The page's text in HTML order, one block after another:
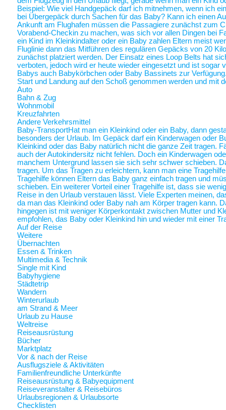
Beispiel: Wie viel Handgepäck darf ich mitnehmen, wenn ich
bei Übergepäck durch Sachen für das Baby? Kann ich einen
Ankunft am Flughafen müssen die Passagiere zunächst zum
Vorabend-Checkin zu machen, was sich vor allen Dingen bei
ein Kind im Kleinkindalter oder ein Baby zahlen Eltern meist
Fluglinie dann das Mitführen des regulären Gepäcks von 20
zunächst platziert werden. Der Einsatz eines Loop Belts hat
verboten, jedoch wird er heute wieder eingesetzt und ist sogar
Babys auch Babykörbchen oder Baby Bassinets zur
Start und Landung auf den Schoß genommen werden und mit
Auto
Bahn & Zug
Wohnmobil
Kreuzfahrten
Andere Verkehrsmittel
Baby-TransportHat man ein Kleinkind oder ein Baby, dann
besonders der Urlaub. Im Gepäck darf ein Kinderwagen oder
Kleinkind oder das Baby natürlich nicht die ganze Zeit tragen.
auch der Autokindersitz nicht fehlen. Doch ein Kinderwagen
manchem Untergrund lassen sie sich sehr schwer schieben.
tragen. Um das Tragen zu erleichtern, kann man eine
Tragehilfe können Eltern das Baby ganz einfach tragen und
schieben. Ein weiterer Vorteil einer Tragehilfe ist, dass sie
Reise in den Urlaub verstauen lässt. Viele Experten meinen,
da man das Kleinkind oder Baby nah am Körper tragen kann.
hingegen ist mit weniger Körperkontakt zwischen Mutter und
empfohlen, das Baby oder Kleinkind hin und wieder mit einer
Auf der Reise
Weitere
Übernachten
Essen & Trinken
Multimedia & Technik
Single mit Kind
Babyhygiene
Städtetrip
Wandern
Winterurlaub
am Strand & Meer
Urlaub zu Hause
Weltreise
Reiseausrüstung
Bücher
Marktplatz
Vor & nach der Reise
Ausflugsziele & Aktivitäten
Familienfreundliche Unterkünfte
Reiseausrüstung & Babyequipment
Reiseveranstalter & Reisebüros
Urlaubsregionen & Urlaubsorte
Checklisten